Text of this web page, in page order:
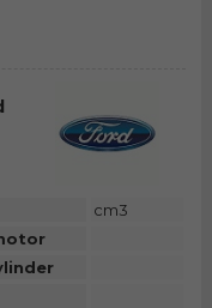
cm3